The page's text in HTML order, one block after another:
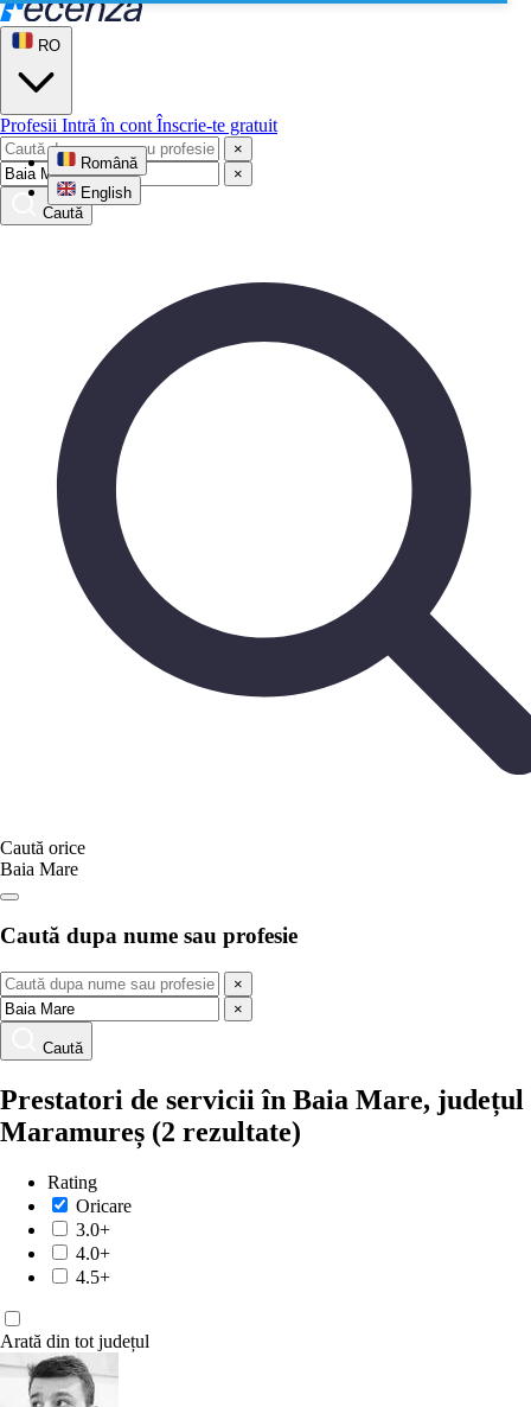
RO
Română
English
Profesii Intră în cont Înscrie-te gratuit
×
×
Caută
Caută orice
Baia Mare
Caută dupa nume sau profesie
×
×
Caută
Prestatori de servicii în Baia Mare, județul
Maramureș (2 rezultate)
Rating
Oricare
3.0+
4.0+
4.5+
Arată din tot județul